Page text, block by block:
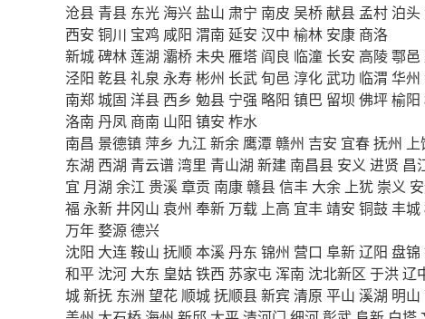
沧县 青县 东光 海兴 盐山 肃宁 南皮 吴桥献县 孟村 泊头
西安 铜川 宝鸡 咸阳 渭南 延安 汉中 榆林 安康 商洛
新城碑林莲湖 灞桥未央 雁塔 阎良 临潼 长安 高陵鄠邑
泾阳 乾县礼泉 永寿彬州 长武旬邑 淳化武功 临渭 华州
南郑城固 洋县 西乡 勉县 宁强 略阳 镇巴 留坝 佛坪榆阳
洛南 丹凤 商南 山阳 镇安 柞水
南昌 景德镇萍乡 九江 新余 鹰潭赣州 吉安 宜春抚州 上
东湖 西湖 青云谱湾里 青山湖 新建 南昌县 安义 进贤 昌
宜 月湖 余江 贵溪章贡 南康赣县信丰 大余 上犹 崇义
福 永新 井冈山 袁州 奉新 万载 上高 宜丰靖安 铜鼓丰城
万年婺源德兴
沈阳 大连鞍山 抚顺本溪丹东 锦州 营口 阜新辽阳 盘锦
和平 沈河 大东 皇姑铁西 苏家屯 浑南 沈北新区 于洪辽
城新抚 东洲 望花 顺城抚顺县新宾 清原 平山 溪湖 明山